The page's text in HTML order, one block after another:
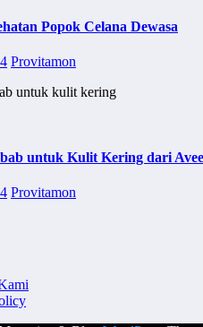
Popok Celana Dewasa
Provitamon
untuk Kulit Kering dari
Provitamon